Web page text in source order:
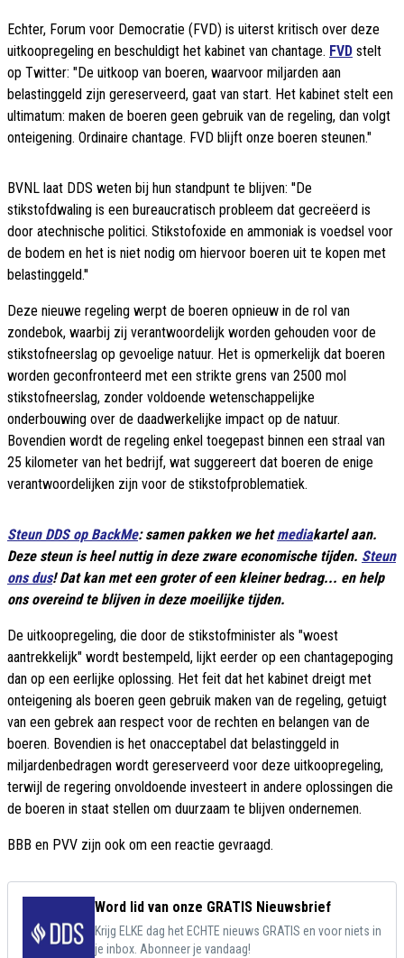
Echter, Forum voor Democratie (FVD) is uiterst kritisch over deze
uitkoopregeling en beschuldigt het kabinet van chantage. FVD stelt
op Twitter: "De uitkoop van boeren, waarvoor miljarden aan
belastinggeld zijn gereserveerd, gaat van start. Het kabinet stelt een
ultimatum: maken de boeren geen gebruik van de regeling, dan volgt
onteigening. Ordinaire chantage. FVD blijft onze boeren steunen."
BVNL laat DDS weten bij hun standpunt te blijven: ''De
stikstofdwaling is een bureaucratisch probleem dat gecreëerd is
door atechnische politici. Stikstofoxide en ammoniak is voedsel voor
de bodem en het is niet nodig om hiervoor boeren uit te kopen met
belastinggeld.''
Deze nieuwe regeling werpt de boeren opnieuw in de rol van
zondebok, waarbij zij verantwoordelijk worden gehouden voor de
stikstofneerslag op gevoelige natuur. Het is opmerkelijk dat boeren
worden geconfronteerd met een strikte grens van 2500 mol
stikstofneerslag, zonder voldoende wetenschappelijke
onderbouwing over de daadwerkelijke impact op de natuur.
Bovendien wordt de regeling enkel toegepast binnen een straal van
25 kilometer van het bedrijf, wat suggereert dat boeren de enige
verantwoordelijken zijn voor de stikstofproblematiek.
Steun DDS op BackMe: samen pakken we hetmediakartel aan.
Deze steun is heel nuttig in deze zware economische tijden. Steun
ons dus! Dat kan met een groter of een kleiner bedrag... en help
ons overeind te blijven in deze moeilijke tijden.
De uitkoopregeling, die door de stikstofminister als "woest
aantrekkelijk" wordt bestempeld, lijkt eerder op een chantagepoging
dan op een eerlijke oplossing. Het feit dat het kabinet dreigt met
onteigening als boeren geen gebruik maken van de regeling, getuigt
van een gebrek aan respect voor de rechten en belangen van de
boeren. Bovendien is het onacceptabel dat belastinggeld in
miljardenbedragen wordt gereserveerd voor deze uitkoopregeling,
terwijl de regering onvoldoende investeert in andere oplossingen die
de boeren in staat stellen om duurzaam te blijven ondernemen.
BBB en PVV zijn ook om een reactie gevraagd.
Word lid van onze GRATIS Nieuwsbrief
Krijg ELKE dag het ECHTE nieuws GRATIS en voor niets in
je inbox. Abonneer je vandaag!